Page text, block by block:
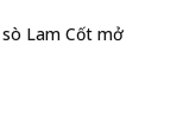
Lam Cốt mở